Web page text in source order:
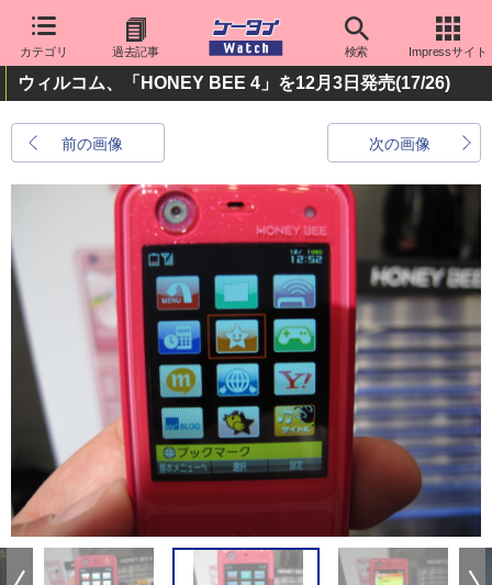
カテゴリ 過去記事 検索 Impressサイト
ウィルコム、「HONEY BEE 4」を12月3日発売(17/26)
前の画像 次の画像